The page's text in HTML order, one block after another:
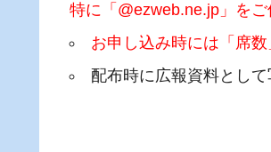
特に「@ezweb.ne.jp」をご
お申し込み時には「席
配布時に広報資料とし